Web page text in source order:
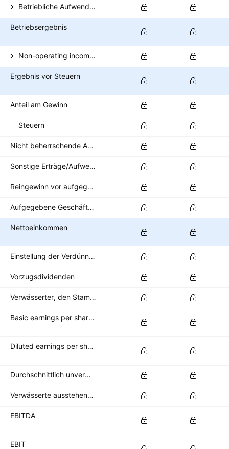
Betriebliche Aufwendungen (exkl. COGS)
Betriebsergebnis
Non-operating income (total)
Ergebnis vor Steuern
Anteil am Gewinn
Steuern
Nicht beherrschende Anteile/Minderheitsanteile
Sonstige Erträge/Aufwendungen nach Steuern
Reingewinn vor aufgegebenen Geschäftsbereichen
Aufgegebene Geschäftsbereiche
Nettoeinkommen
Einstellung der Verdünnung
Vorzugsdividenden
Verwässerter, den Stammaktionären zustehender Nettogewinn
Basic earnings per share (basic EPS)
Diluted earnings per share (diluted EPS)
Durchschnittlich unverwässerte Aktien im Umlauf
Verwässerte ausstehende Aktien
EBITDA
EBIT